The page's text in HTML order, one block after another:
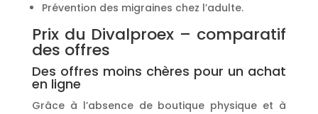
Prévention des migraines chez l’adulte.
Prix du Divalproex – comparatif
des offres
Des offres moins chères pour un achat
en ligne
Grâce à l’absence de boutique physique et à